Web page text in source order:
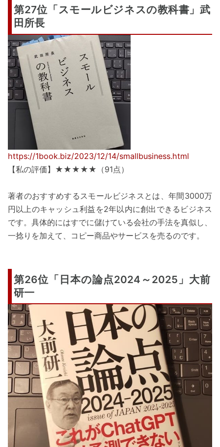
第27位「スモールビジネスの教科書」武
田所長
https://1book.biz/2023/12/14/smallbusiness.html
【私の評価】★★★★★（91点）
著者のおすすめするスモールビジネスとは、年間3000万
円以上のキャッシュ利益を2年以内に創出できるビジネス
です。具体的にはすでに儲けている会社の手法を真似し、
一捻りを加えて、コピー商品やサービスを売るのです。
第26位「日本の論点2024～2025」大前
研一